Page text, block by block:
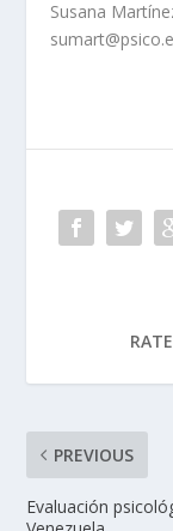
Susana
PREVIOUS
Evaluación